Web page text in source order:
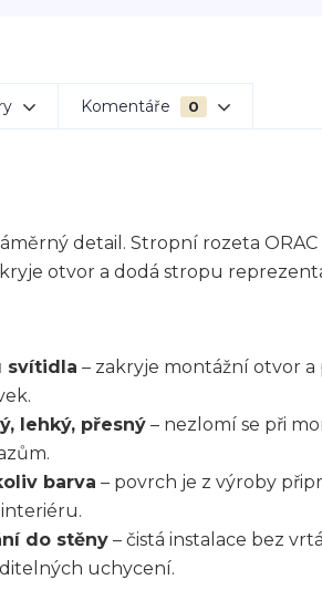
Komentáře 0
detail. Stropní rozeta ORAC
otvor a dodá stropu
svítidla – zakryje montážní otvor
lehký, přesný – nezlomí se při
barva – povrch je z výroby
do stěny – čistá instalace bez
uchycení.